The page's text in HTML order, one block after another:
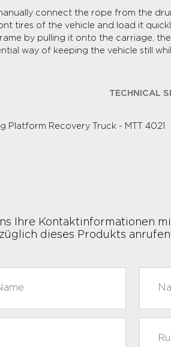
connect the rope from the
tires of the vehicle and load it
by pulling it onto the carriage,
way of keeping the vehicle still
TECHNICAL
Platform Recovery Truck - MTT 4021
Ihre Kontaktinformationen
dieses Produkts anrufen